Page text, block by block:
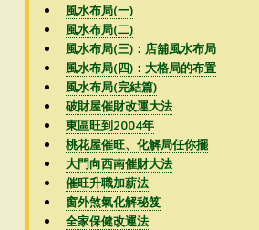
風水布局(一)
風水布局(二)
風水布局(三)：店舖風水布局
風水布局(四)：大格局的布置
風水布局(完結篇)
破財屋催財改運大法
東區旺到2004年
桃花屋催旺、化解局任你擺
大門向西南催財大法
催旺升職加薪法
窗外煞氣化解秘笈
全家保健改運法